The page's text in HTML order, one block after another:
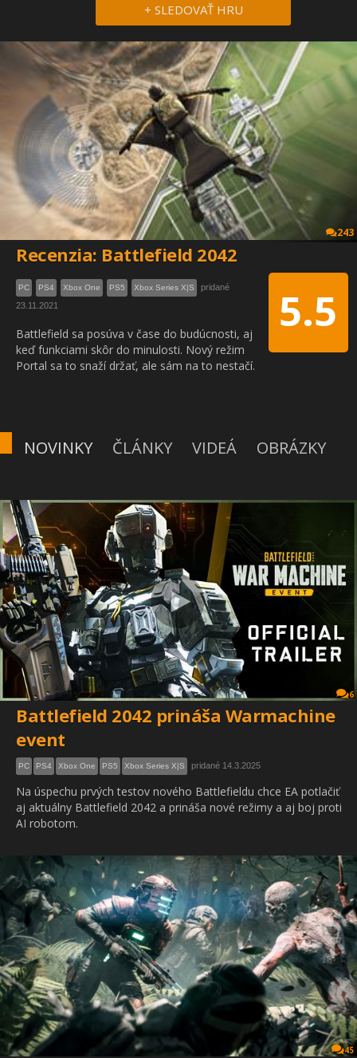
+ SLEDOVAŤ HRU
243
Recenzia: Battlefield 2042
5.5
PC PS4 Xbox One PS5 Xbox Series X|S
pridané
23.11.2021
Battlefield sa posúva v čase do budúcnosti, aj
keď funkciami skôr do minulosti. Nový režim
Portal sa to snaží držať, ale sám na to nestačí.
NOVINKY ČLÁNKY VIDEÁ OBRÁZKY
6
Battlefield 2042 prináša Warmachine
event
PC PS4 Xbox One PS5 Xbox Series X|S pridané 14.3.2025
Na úspechu prvých testov nového Battlefieldu chce EA potlačiť
aj aktuálny Battlefield 2042 a prináša nové režimy a aj boj proti
AI robotom.
45